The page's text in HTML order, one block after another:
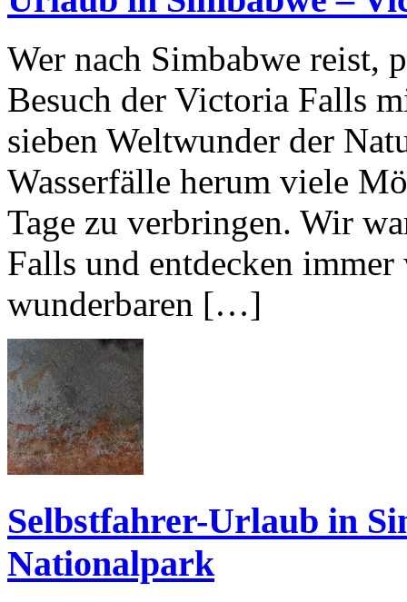
Wer nach Simbabwe reist,
Besuch der Victoria Falls
sieben Weltwunder der
Wasserfälle herum viele
Tage zu verbringen. Wir
Falls und entdecken immer
wunderbaren […]
Selbstfahrer-Urlaub in
Nationalpark